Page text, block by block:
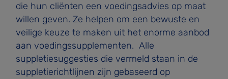
die hun cliënten een voedingsadvies op maat
willen geven. Ze helpen om een bewuste en
veilige keuze te maken uit het enorme aanbod
aan voedingssupplementen. Alle
suppletiesuggesties die vermeld staan in de
suppletierichtlijnen zijn gebaseerd op